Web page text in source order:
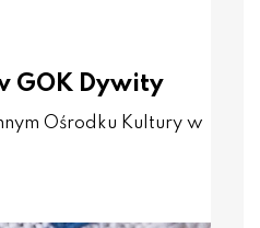
GOK Dywity
Ośrodku Kultury w